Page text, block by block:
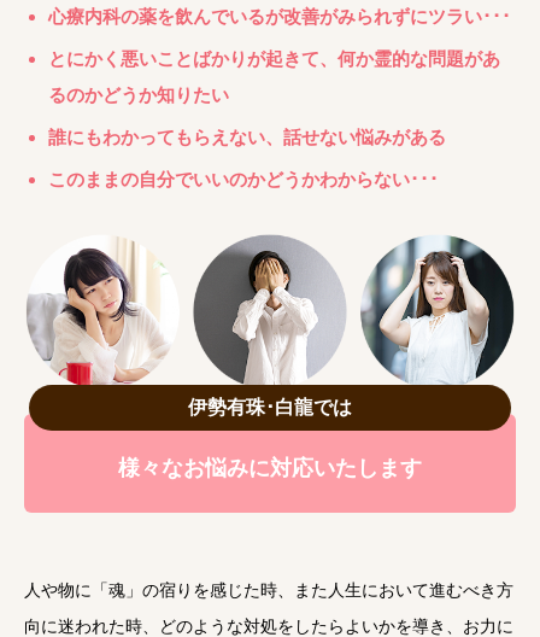
心療内科の薬を飲んでいるが改善がみられずにツラい･･･
とにかく悪いことばかりが起きて、何か霊的な問題があ
るのかどうか知りたい
誰にもわかってもらえない、話せない悩みがある
このままの自分でいいのかどうかわからない･･･
伊勢有珠･白龍では
様々なお悩みに対応いたします
人や物に「魂」の宿りを感じた時、また人生において進むべき方
向に迷われた時、どのような対処をしたらよいかを導き、お力に